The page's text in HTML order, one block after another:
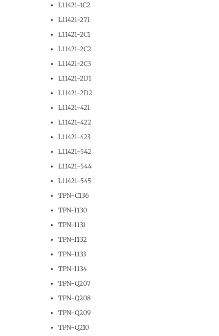
L11421-1C2
L11421-271
L11421-2C1
L11421-2C2
L11421-2C3
L11421-2D1
L11421-2D2
L11421-421
L11421-422
L11421-423
L11421-542
L11421-544
L11421-545
TPN-C136
TPN-I130
TPN-I131
TPN-I132
TPN-I133
TPN-I134
TPN-Q207
TPN-Q208
TPN-Q209
TPN-Q210